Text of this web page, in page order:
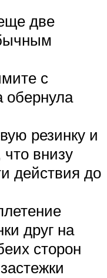
две
с
обернула
резинку и
внизу
действия до
друг на
сторон